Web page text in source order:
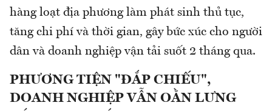
hàng loạt địa phương làm phát sinh thủ tục,
tăng chi phí và thời gian, gây bức xúc cho người
dân và doanh nghiệp vận tải suốt 2 tháng qua.
PHƯƠNG TIỆN "ĐẮP CHIẾU",
DOANH NGHIỆP VẪN OẰN LƯNG